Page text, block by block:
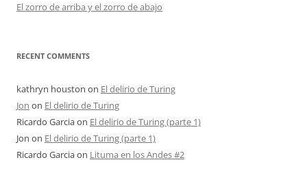
El zorro de arriba y el zorro de abajo
RECENT COMMENTS
kathryn houston on El delirio de Turing
Jon on El delirio de Turing
Ricardo Garciaon El delirio de Turing (parte 1)
Jon on El delirio de Turing (parte 1)
Ricardo Garciaon Lituma en los Andes #2